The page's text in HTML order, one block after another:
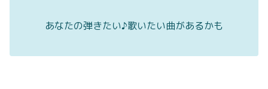
あなたの弾きたい♪歌いたい曲があるかも